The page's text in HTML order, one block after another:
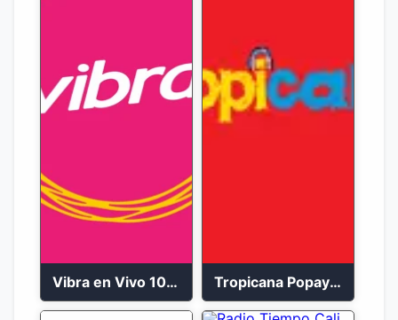
Vibra en Vivo 104.9 FM Bogotá Tropicana Popayán en vivo 106.1 FM